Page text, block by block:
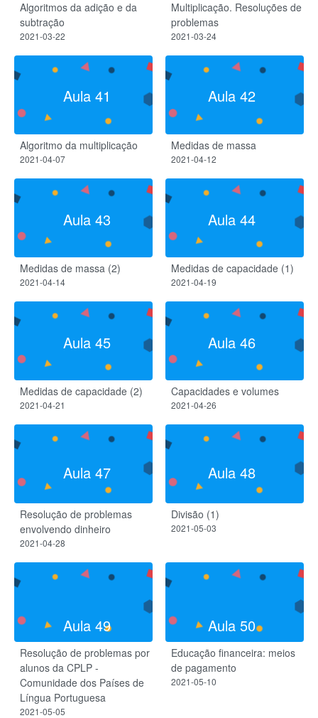
Algoritmos da adição e da
subtração
2021-03-22
Multiplicação. Resoluções de
problemas
2021-03-24
Aula 41
Algoritmo da multiplicação
2021-04-07
Aula 42
Medidas de massa
2021-04-12
Aula 43
Medidas de massa (2)
2021-04-14
Aula 44
Medidas de capacidade (1)
2021-04-19
Aula 45
Medidas de capacidade (2)
2021-04-21
Aula 46
Capacidades e volumes
2021-04-26
Aula 47
Resolução de problemas
envolvendo dinheiro
2021-04-28
Aula 48
Divisão (1)
2021-05-03
Aula 49
Resolução de problemas por
alunos da CPLP -
Comunidade dos Países de
Língua Portuguesa
2021-05-05
Aula 50
Educação financeira: meios
de pagamento
2021-05-10